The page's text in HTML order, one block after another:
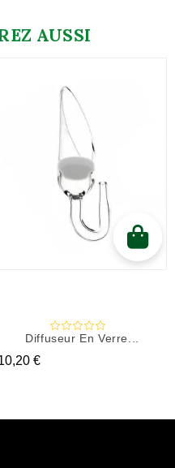
AUSSI
Diffuseur En Verre...
€